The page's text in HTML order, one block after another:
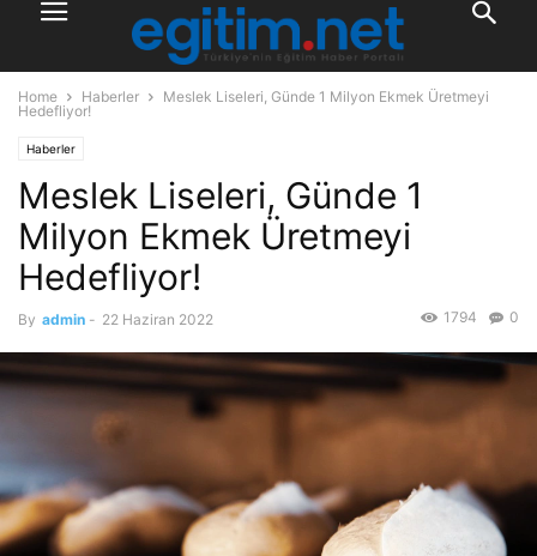
Home Haberler
Meslek Liseleri, Günde 1 Milyon Ekmek Üretmeyi
Hedefliyor!
Haberler
Meslek Liseleri, Günde 1
Milyon Ekmek Üretmeyi
Hedefliyor!
By admin - 22 Haziran 2022 0
1794